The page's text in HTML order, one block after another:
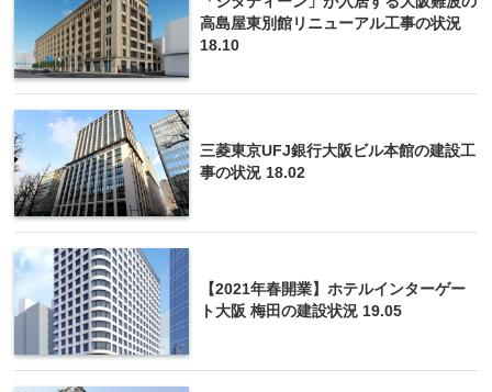
高島屋東別館リニューアル工事の状況
18.10
三菱東京UFJ銀行大阪ビル本館の建設工
事の状況 18.02
【2021年春開業】ホテルインターゲー
ト大阪 梅田の建設状況 19.05